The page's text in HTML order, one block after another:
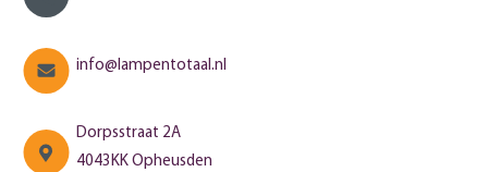
info@lampentotaal.nl
Dorpsstraat 2A
4043KK Opheusden